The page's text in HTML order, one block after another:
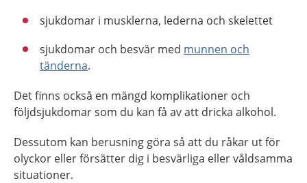
sjukdomar i musklerna, lederna och skelettet
sjukdomar och besvär med munnen och
tänderna.
Det finns också en mängd komplikationer och
följdsjukdomar som du kan få av att dricka alkohol.
Dessutom kan berusning göra så att du råkar ut för
olyckor eller försätter dig i besvärliga eller våldsamma
situationer.